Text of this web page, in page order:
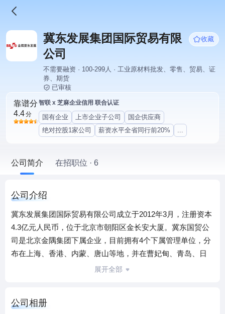
冀东发展集团国际贸易有限
公司
收藏
不需要融资 · 100-299人 · 工业原材料批发、零售、贸易、证
券、期货
已审核
靠谱分
4.4分
智联 x 芝麻企业信用 联合认证
国有企业 上市企业子公司
国企供应商
绝对控股1家公司
薪资水平全省同行前20% ...
公司简介 在招职位 · 6
公司介绍
冀东发展集团国际贸易有限公司成立于2012年3月，注册资本
4.3亿元人民币，位于北京市朝阳区金长安大厦。冀东国贸公
司是北京金隅集团下属企业，目前拥有4个下属管理单位，分
布在上海、香港、内蒙、唐山等地，并在曹妃甸、青岛、日
照、甘其毛都、二连浩特等国内多个港口和口岸设立办事
业，以金融衍生工具、互联网平台、供应链服务为载体，依
展开全部
公司相册